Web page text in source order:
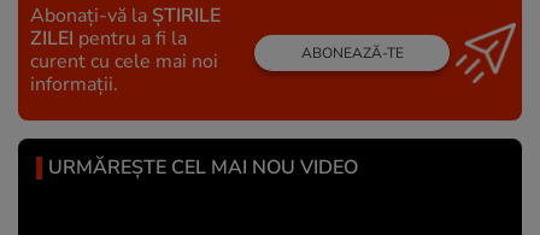
Abonați-vă la ȘTIRILE
ZILEI pentru a fi la
curent cu cele mai noi
informații.
ABONEAZĂ-TE
URMĂREȘTE CEL MAI NOU VIDEO